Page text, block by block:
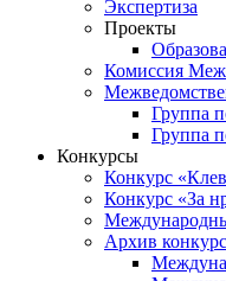
Экспертиза
Проекты
Комиссия
Группа
Группа
Конкурсы
Конкурс
Конкурс «За
Архив